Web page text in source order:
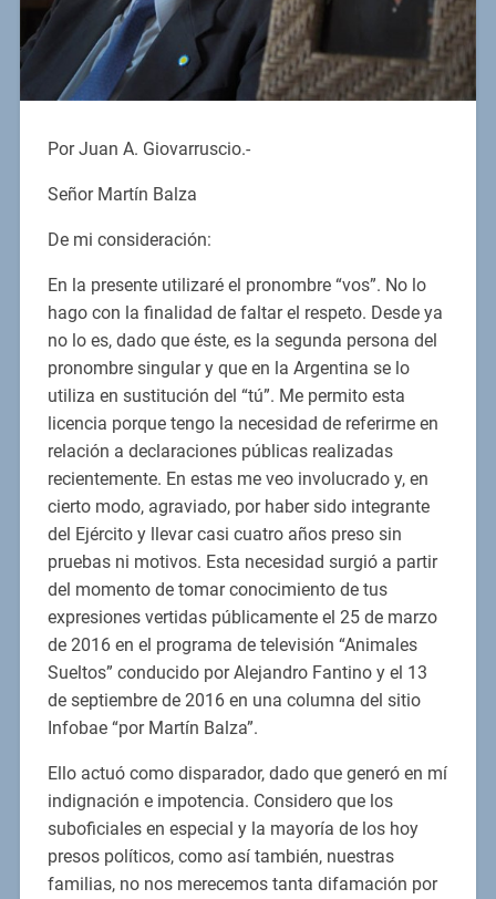
Por Juan A. Giovarruscio.-
Señor Martín Balza
De mi consideración:
En la presente utilizaré el pronombre “vos”. No lo
hago con la finalidad de faltar el respeto. Desde ya
no lo es, dado que éste, es la segunda persona del
pronombre singular y que en la Argentina se lo
utiliza en sustitución del “tú”. Me permito esta
licencia porque tengo la necesidad de referirme en
relación a declaraciones públicas realizadas
recientemente. En estas me veo involucrado y, en
cierto modo, agraviado, por haber sido integrante
del Ejército y llevar casi cuatro años preso sin
pruebas ni motivos. Esta necesidad surgió a partir
del momento de tomar conocimiento de tus
expresiones vertidas públicamente el 25 de marzo
de 2016 en el programa de televisión “Animales
Sueltos” conducido por Alejandro Fantino y el 13
de septiembre de 2016 en una columna del sitio
Infobae “por Martín Balza”.
Ello actuó como disparador, dado que generó en mí
indignación e impotencia. Considero que los
suboficiales en especial y la mayoría de los hoy
presos políticos, como así también, nuestras
familias, no nos merecemos tanta difamación por